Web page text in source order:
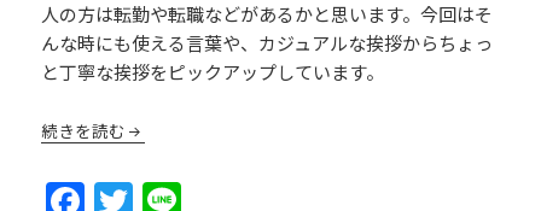
人の方は転勤や転職などがあるかと思います。今回はそ
んな時にも使える言葉や、カジュアルな挨拶からちょっ
と丁寧な挨拶をピックアップしています。
続きを読む